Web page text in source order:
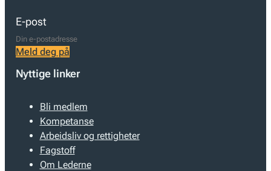
E-post
Meld deg på
Nyttige linker
Bli medlem
Kompetanse
Arbeidsliv og rettigheter
Fagstoff
Om Lederne